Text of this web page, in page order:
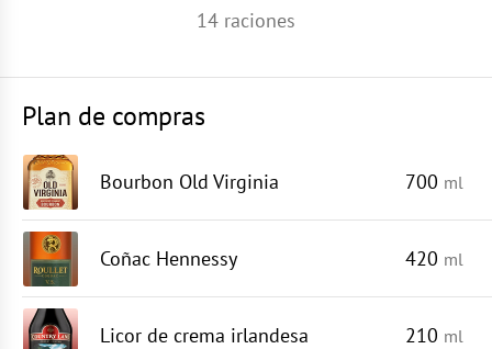
14 raciones
Plan de compras
Bourbon Old Virginia 700 ml
Coñac Hennessy 420 ml
Licor de crema irlandesa 210 ml